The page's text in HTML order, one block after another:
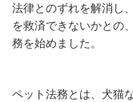
法律とのずれを解消し
を救済できないかとの
務を始めました。
ペット法務とは、犬猫